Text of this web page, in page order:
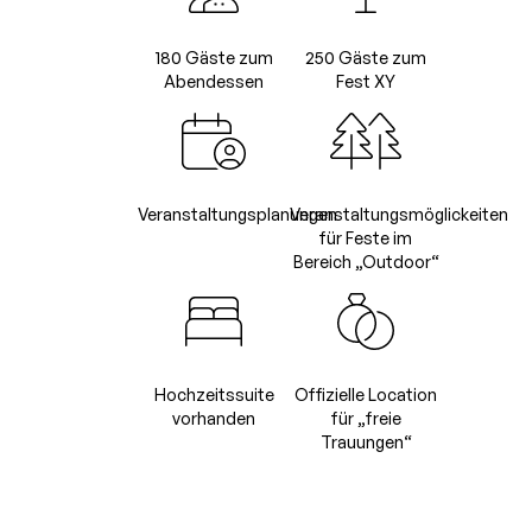
sorgt für den passenden kulinarischen
Rahmen.
180 Gäste zum
Abendessen
250 Gäste zum
Fest XY
VeranstaltungsplanungenVeranstaltungsmöglickeiten
für Feste im
Bereich „Outdoor“
Hochzeitssuite
vorhanden
Offizielle Location
für „freie
Trauungen“